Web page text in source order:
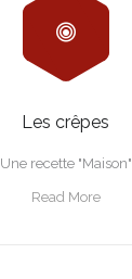
Les crêpes
Une recette "Maison"
Read More